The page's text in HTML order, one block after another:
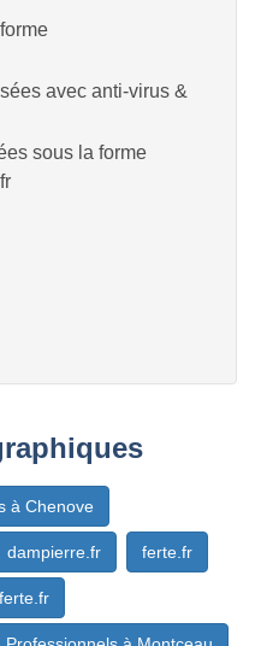
avec anti-virus &
sous la forme
à Chenove
dampierre.fr ferte.fr